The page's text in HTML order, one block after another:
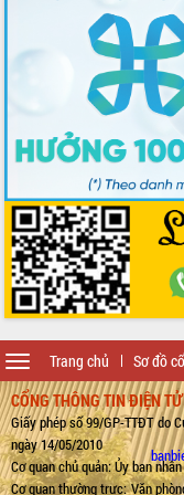
Trang chủ Sơ đồ
Toggle
navigation
CỔNG THÔNG TIN ĐIỆN
Giấy phép số 99/GP-TTĐT do
ngày 14/05/2010
Cơ quan chủ quản: Ủy ban
Cơ quan thường trực: Văn